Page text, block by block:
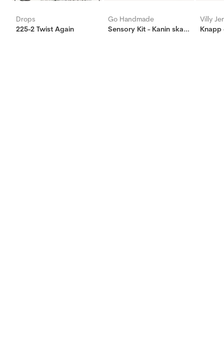
Drops
225-2 Twist Again
Go Handmade
Sensory Kit - Kanin skallra
Villy